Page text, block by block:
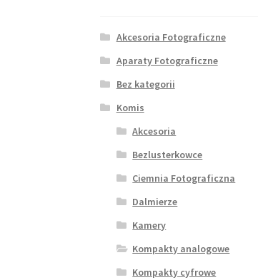
Akcesoria Fotograficzne
Aparaty Fotograficzne
Bez kategorii
Komis
Akcesoria
Bezlusterkowce
Ciemnia Fotograficzna
Dalmierze
Kamery
Kompakty analogowe
Kompakty cyfrowe